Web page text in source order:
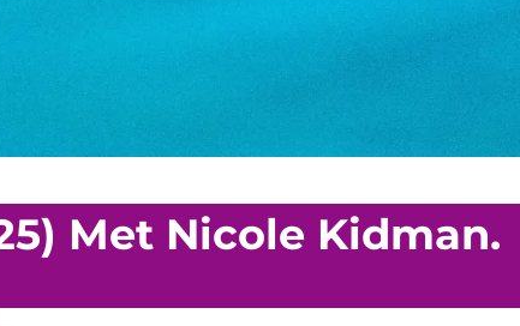
Met Nicole Kidman.